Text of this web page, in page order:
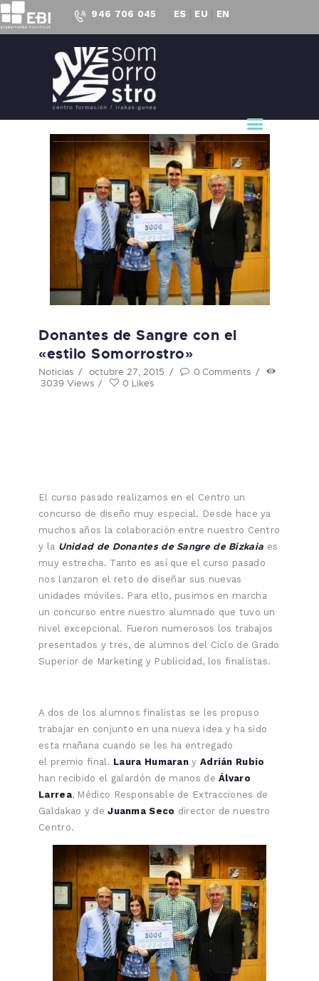
946 706 045 ES EU EN
CENTRO FORMACIÓN
SOMORROSTRO
CF Somorrostro
NUESTRO CENTRO
FORMACIÓN
ACTUALIDAD
PROYECTOS
ACCESO AL
EMPLEO
Donantes de Sangre con el
«estilo Somorrostro»
Noticias octubre 27, 2015 0 Comments
3039 Views 0 Likes
El curso pasado realizamos en el Centro un
concurso de diseño muy especial. Desde hace ya
muchos años la colaboración entre nuestro Centro
y la Unidad de Donantes de Sangre de Bizkaia es
muy estrecha. Tanto es así que el curso pasado
nos lanzaron el reto de diseñar sus nuevas
unidades móviles. Para ello, pusimos en marcha
un concurso entre nuestro alumnado que tuvo un
nivel excepcional. Fueron numerosos los trabajos
presentados y tres, de alumnos del Ciclo de Grado
Superior de Marketing y Publicidad, los finalistas.
A dos de los alumnos finalistas se les propuso
trabajar en conjunto en una nueva idea y ha sido
esta mañana cuando se les ha entregado
el premio final. Laura Humaran y Adrián Rubio
han recibido el galardón de manos deÁlvaro
Larrea, Médico Responsable de Extracciones de
Galdakao y deJuanma Seco director de nuestro
Centro.